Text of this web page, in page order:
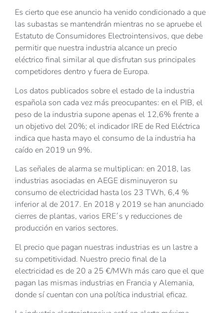
Es cierto que ese anuncio ha venido condicionado a que
las subastas se mantendrán mientras no se apruebe el
Estatuto de Consumidores Electrointensivos, que debe
permitir que nuestra industria alcance un precio
eléctrico final similar al que disfrutan sus principales
competidores dentro y fuera de Europa.
Los datos publicados sobre el estado de la industria
española son cada vez más preocupantes: en el PIB, el
peso de la industria supone apenas el 12,6% frente a
un objetivo del 20%; el indicador IRE de Red Eléctrica
indica que hasta mayo el consumo de la industria ha
caído en 2019 un 9%.
Las señales de alarma se multiplican: en 2018, las
industrias asociadas en AEGE disminuyeron su
consumo de electricidad hasta los 23 TWh, 6,4 %
inferior al de 2017. En 2018 y 2019 se han anunciado
cierres de plantas, varios ERE´s y reducciones de
producción en varios sectores.
El precio que pagan nuestras industrias es un lastre a
su competitividad. Nuestro precio final de la
electricidad es de 20 a 25 €/MWh más caro que el que
pagan las mismas industrias en Francia y Alemania,
donde sí cuentan con una política industrial eficaz.